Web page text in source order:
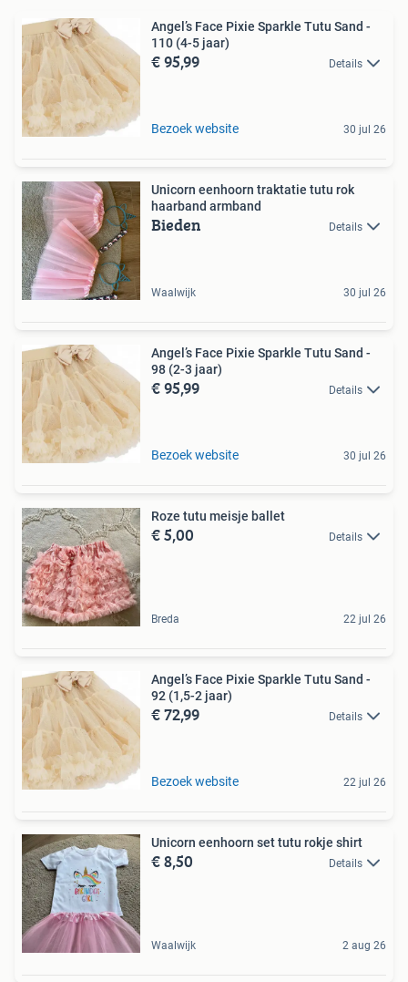
Angel’s Face Pixie Sparkle Tutu Sand -
110 (4-5 jaar)
€ 95,99 Details
Bezoek website 30 jul 26
Unicorn eenhoorn traktatie tutu rok
haarband armband
Bieden Details
Waalwijk 30 jul 26
Angel’s Face Pixie Sparkle Tutu Sand -
98 (2-3 jaar)
€ 95,99 Details
Bezoek website 30 jul 26
Roze tutu meisje ballet
€ 5,00 Details
Breda 22 jul 26
Angel’s Face Pixie Sparkle Tutu Sand -
92 (1,5-2 jaar)
€ 72,99 Details
Bezoek website 22 jul 26
Unicorn eenhoorn set tutu rokje shirt
€ 8,50 Details
Waalwijk 2 aug 26